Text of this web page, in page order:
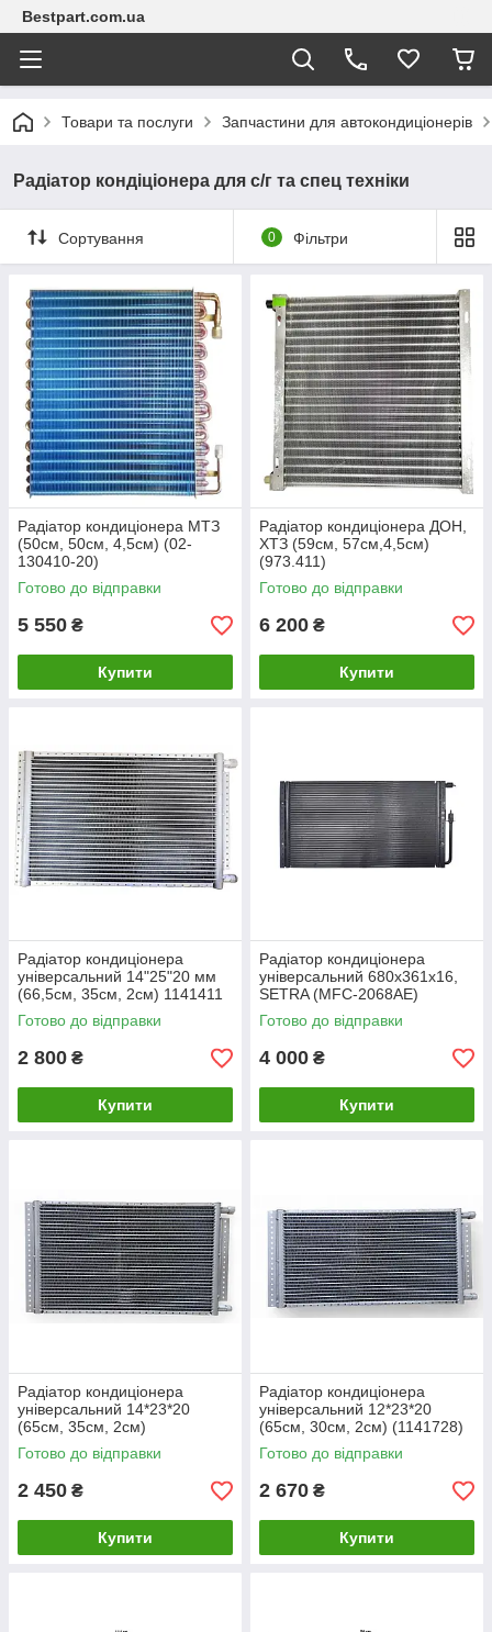
Bestpart.com.ua
Товари та послуги Запчастини для автокондиціонерів
Радіатор кондіціонера для с/г та спец техніки
Сортування 0 Фільтри
Радіатор кондиціонера МТЗ
(50см, 50см, 4,5см) (02-
130410-20)
Готово до відправки
5 550 ₴
Купити
Радіатор кондиціонера ДОН,
ХТЗ (59см, 57см,4,5см)
(973.411)
Готово до відправки
6 200 ₴
Купити
Радіатор кондиціонера
універсальний 14"25"20 мм
(66,5см, 35см, 2см) 1141411
Готово до відправки
2 800 ₴
Купити
Радіатор кондиціонера
універсальний 680x361x16,
SETRA (MFC-2068AE)
Готово до відправки
4 000 ₴
Купити
Радіатор кондиціонера
універсальний 14*23*20
(65см, 35см, 2см)
Готово до відправки
2 450 ₴
Купити
Радіатор кондиціонера
універсальний 12*23*20
(65см, 30см, 2см) (1141728)
Готово до відправки
2 670 ₴
Купити